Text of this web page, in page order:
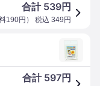
合計 539円
190円 ） 税込 349 円
合計 597円